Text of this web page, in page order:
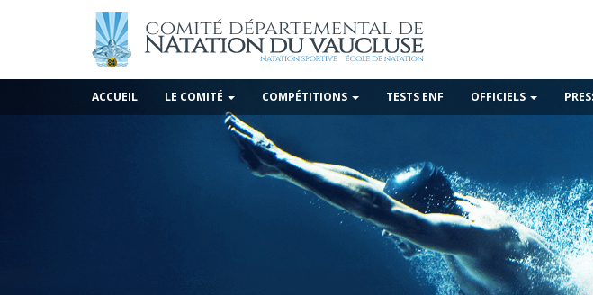
ACCUEIL LE COMITÉ COMPÉTITIONS TESTS ENF OFFICIELS